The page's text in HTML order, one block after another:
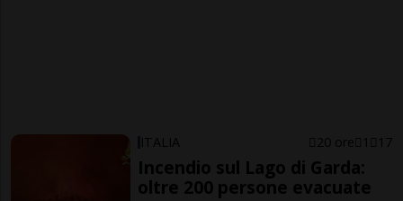
ITALIA 20 ore 1 17
Incendio sul Lago di Garda:
oltre 200 persone evacuate